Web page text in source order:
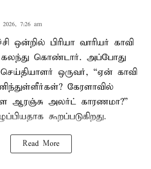
7:26 am
ஒன்றில் பிரியா வாரியர் காவி
கொண்டார். அப்போது
ஒருவர், “ஏன் காவி
கேரளாவில்
ஆரஞ்சு அலர்ட் காரணமா?”
கூறப்படுகிறது.
Read More